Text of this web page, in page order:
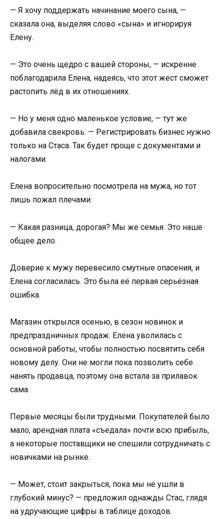
— Я хочу поддержать начинание моего сына, —
сказала она, выделяя слово «сына» и игнорируя
Елену.
— Это очень щедро с вашей стороны, — искренне
поблагодарила Елена, надеясь, что этот жест сможет
растопить лёд в их отношениях.
— Но у меня одно маленькое условие, — тут же
добавила свекровь. — Регистрировать бизнес нужно
только на Стаса. Так будет проще с документами и
налогами.
Елена вопросительно посмотрела на мужа, но тот
лишь пожал плечами:
— Какая разница, дорогая? Мы же семья. Это наше
общее дело.
Доверие к мужу перевесило смутные опасения, и
Елена согласилась. Это была её первая серьёзная
ошибка.
Магазин открылся осенью, в сезон новинок и
предпраздничных продаж. Елена уволилась с
основной работы, чтобы полностью посвятить себя
новому делу. Они не могли пока позволить себе
нанять продавца, поэтому она встала за прилавок
сама.
Первые месяцы были трудными. Покупателей было
мало, арендная плата «съедала» почти всю прибыль,
а некоторые поставщики не спешили сотрудничать с
новичками на рынке.
— Может, стоит закрыться, пока мы не ушли в
глубокий минус? — предложил однажды Стас, глядя
на удручающие цифры в таблице доходов.